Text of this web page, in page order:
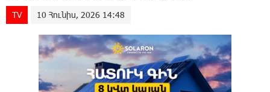
TV 10 Հունիս, 2026 14:48